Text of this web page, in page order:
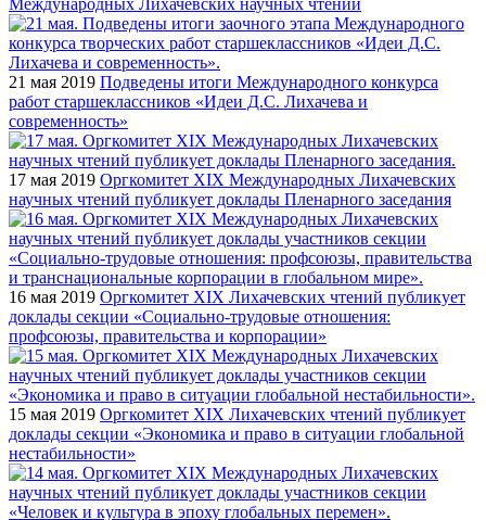
21 мая 2019 Подведены итоги Международного конкурса
работ старшеклассников «Идеи Д.С. Лихачева и
современность»
17 мая 2019 Оргкомитет XIX Международных Лихачевских
научных чтений публикует доклады Пленарного заседания
16 мая 2019 Оргкомитет XIX Лихачевских чтений публикует
доклады секции «Социально-трудовые отношения:
профсоюзы, правительства и корпорации»
15 мая 2019 Оргкомитет XIX Лихачевских чтений публикует
доклады секции «Экономика и право в ситуации глобальной
нестабильности»